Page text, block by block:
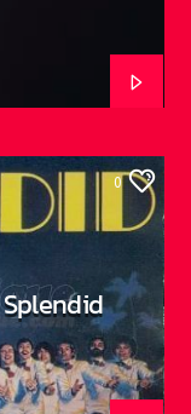
0